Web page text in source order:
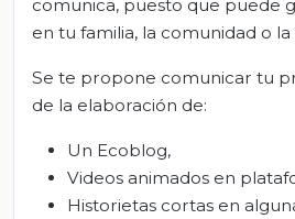
comunica, puesto que puede
en tu familia, la comunidad o la
Se te propone comunicar tu
de la elaboración de:
Un Ecoblog,
Videos animados en
Historietas cortas en